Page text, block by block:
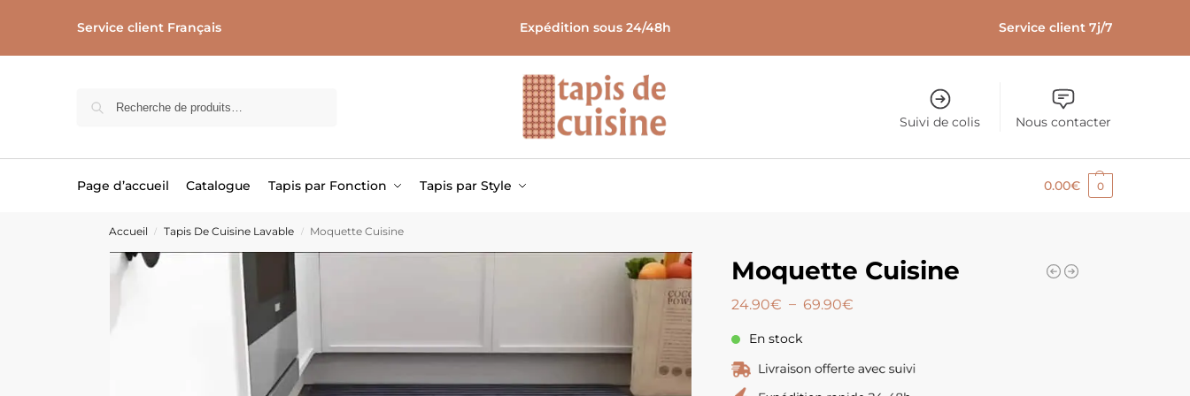
Service client Français Expédition sous 24/48h Service client 7j/7
Suivi de colis Nous contacter
Page d’accueil Catalogue Tapis par Fonction Tapis par Style 0.00€ 0
Accueil / Tapis De Cuisine Lavable / Moquette Cuisine
Moquette Cuisine
24.90€ – 69.90€
En stock